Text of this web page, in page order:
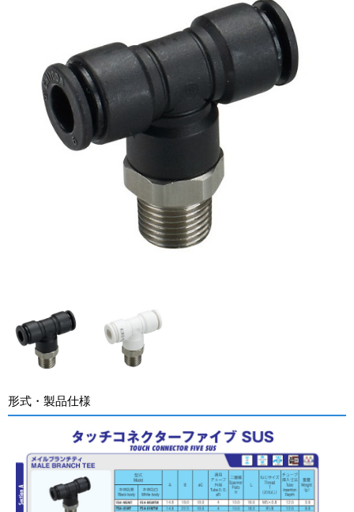
形式・製品仕様